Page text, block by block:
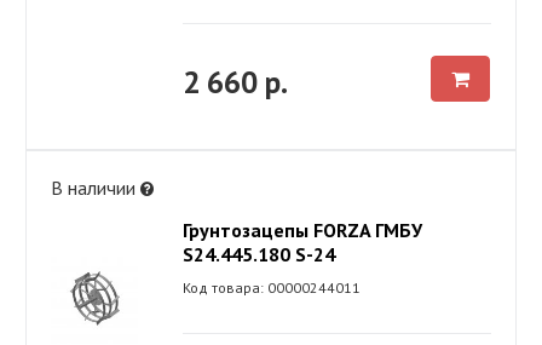
2 660 р.
В наличии
Грунтозацепы FORZA ГМБУ
S24.445.180 S-24
Код товара: 00000244011